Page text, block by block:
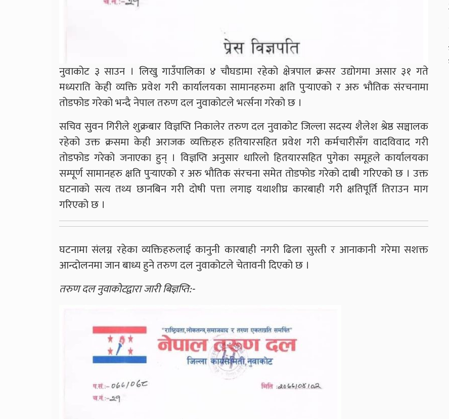
नुवाकोट ३ साउन । लिखु गाउँपालिका ४ चौघडामा रहेको क्षेत्रपाल क्रसर उद्योगमा असार ३१ गते
मध्यराति केही व्यक्ति प्रवेश गरी कार्यालयका सामानहरुमा क्षति पुर्‍याएको र अरु भौतिक संरचनामा
तोडफोड गरेको भन्दै नेपाल तरुण दल नुवाकोटले भर्त्सना गरेको छ ।
सचिव सुवन गिरीले शुक्रबार विज्ञप्ति निकालेर तरुण दल नुवाकोट जिल्ला सदस्य शैलेश श्रेष्ठ सञ्चालक
रहेको उक्त क्रसमा केही अराजक व्यक्तिहरु हतियारसहित प्रवेश गरी कर्मचारीसँग वादविवाद गरी
तोडफोड गरेको जनाएका हुन् । विज्ञप्ति अनुसार धारिलो हितयारसहित पुगेका समूहले कार्यालयका
सम्पूर्ण सामानहरु क्षति पुर्‍याएको र अरु भौतिक संरचना समेत तोडफोड गरेको दाबी गरिएको छ । उक्त
घटनाको सत्य तथ्य छानबिन गरी दोषी पत्ता लगाइ यथाशीघ्र कारबाही गरी क्षतिपूर्ति तिराउन माग
गरिएको छ ।
घटनामा संलग्न रहेका व्यक्तिहरुलाई कानुनी कारबाही नगरी ढिला सुस्ती र आनाकानी गरेमा सशक्त
आन्दोलनमा जान बाध्य हुने तरुण दल नुवाकोटले चेतावनी दिएको छ ।
तरुण दल नुवाकोटद्वारा जारी बिज्ञप्ति:-